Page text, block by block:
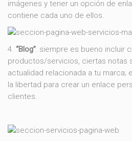
imágenes y tener un opción de
contiene cada uno de ellos.
4. “Blog”: siempre es bueno incluir
productos/servicios, ciertas notas
actualidad relacionada a tu marca;
la libertad para crear un enlace
clientes.